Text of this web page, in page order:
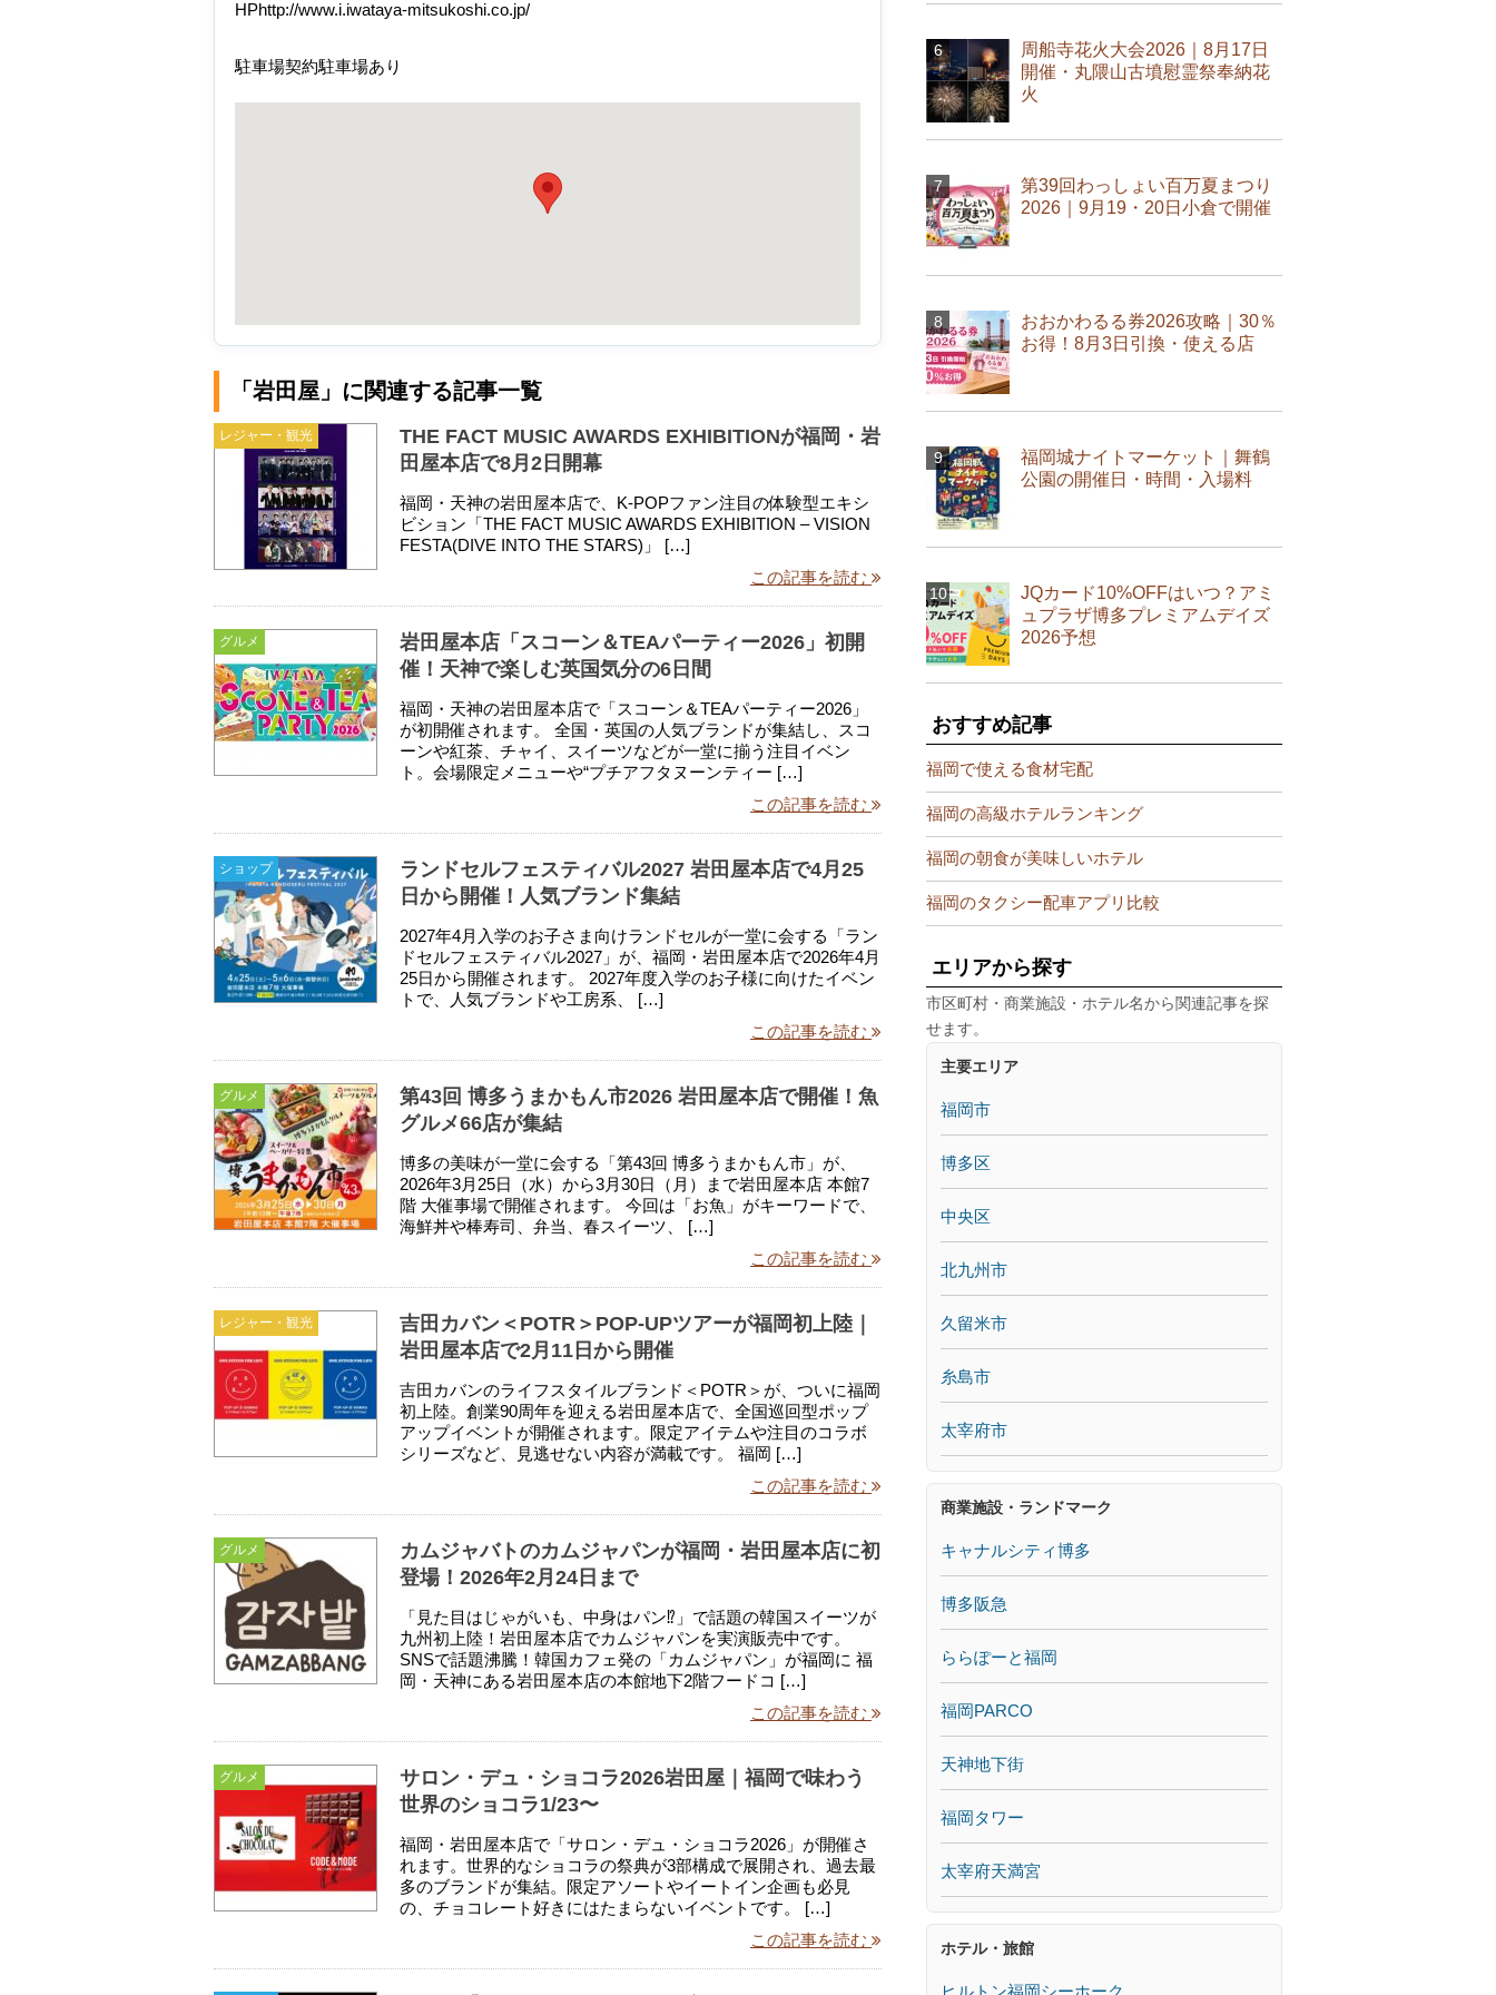
HPhttp://www.i.iwataya-mitsukoshi.co.jp/
駐車場契約駐車場あり
「岩田屋」に関連する記事一覧
レジャー・観光
THE FACT MUSIC AWARDS EXHIBITIONが福岡・岩
田屋本店で8月2日開幕
福岡・天神の岩田屋本店で、K-POPファン注目の体験型エキシ
ビション「THE FACT MUSIC AWARDS EXHIBITION – VISION
FESTA(DIVE INTO THE STARS)」 […]
この記事を読む
グルメ
岩田屋本店「スコーン＆TEAパーティー2026」初開
催！天神で楽しむ英国気分の6日間
福岡・天神の岩田屋本店で「スコーン＆TEAパーティー2026」
が初開催されます。 全国・英国の人気ブランドが集結し、スコ
ーンや紅茶、チャイ、スイーツなどが一堂に揃う注目イベン
ト。会場限定メニューや“プチアフタヌーンティー […]
この記事を読む
ショップ
ランドセルフェスティバル2027 岩田屋本店で4月25
日から開催！人気ブランド集結
2027年4月入学のお子さま向けランドセルが一堂に会する「ラン
ドセルフェスティバル2027」が、福岡・岩田屋本店で2026年4月
25日から開催されます。 2027年度入学のお子様に向けたイベン
トで、人気ブランドや工房系、 […]
この記事を読む
グルメ
第43回 博多うまかもん市2026 岩田屋本店で開催！魚
グルメ66店が集結
博多の美味が一堂に会する「第43回 博多うまかもん市」が、
2026年3月25日（水）から3月30日（月）まで岩田屋本店 本館7
階 大催事場で開催されます。 今回は「お魚」がキーワードで、
海鮮丼や棒寿司、弁当、春スイーツ、 […]
この記事を読む
レジャー・観光
吉田カバン＜POTR＞POP-UPツアーが福岡初上陸｜
岩田屋本店で2月11日から開催
吉田カバンのライフスタイルブランド＜POTR＞が、ついに福岡
初上陸。創業90周年を迎える岩田屋本店で、全国巡回型ポップ
アップイベントが開催されます。限定アイテムや注目のコラボ
シリーズなど、見逃せない内容が満載です。 福岡 […]
この記事を読む
グルメ
カムジャバトのカムジャパンが福岡・岩田屋本店に初
登場！2026年2月24日まで
「見た目はじゃがいも、中身はパン⁉」で話題の韓国スイーツが
九州初上陸！岩田屋本店でカムジャパンを実演販売中です。
SNSで話題沸騰！韓国カフェ発の「カムジャパン」が福岡に 福
岡・天神にある岩田屋本店の本館地下2階フードコ […]
この記事を読む
グルメ
サロン・デュ・ショコラ2026岩田屋｜福岡で味わう
世界のショコラ1/23〜
福岡・岩田屋本店で「サロン・デュ・ショコラ2026」が開催さ
れます。世界的なショコラの祭典が3部構成で展開され、過去最
多のブランドが集結。限定アソートやイートイン企画も必見
の、チョコレート好きにはたまらないイベントです。 […]
この記事を読む
周船寺花火大会2026｜8月17日
開催・丸隈山古墳慰霊祭奉納花
火
第39回わっしょい百万夏まつり
2026｜9月19・20日小倉で開催
おおかわるる券2026攻略｜30％
お得！8月3日引換・使える店
福岡城ナイトマーケット｜舞鶴
公園の開催日・時間・入場料
JQカード10%OFFはいつ？アミ
ュプラザ博多プレミアムデイズ
2026予想
おすすめ記事
福岡で使える食材宅配
福岡の高級ホテルランキング
福岡の朝食が美味しいホテル
福岡のタクシー配車アプリ比較
エリアから探す
市区町村・商業施設・ホテル名から関連記事を探
せます。
主要エリア
福岡市
博多区
中央区
北九州市
久留米市
糸島市
太宰府市
商業施設・ランドマーク
キャナルシティ博多
博多阪急
ららぽーと福岡
福岡PARCO
天神地下街
福岡タワー
太宰府天満宮
ホテル・旅館
ヒルトン福岡シーホーク